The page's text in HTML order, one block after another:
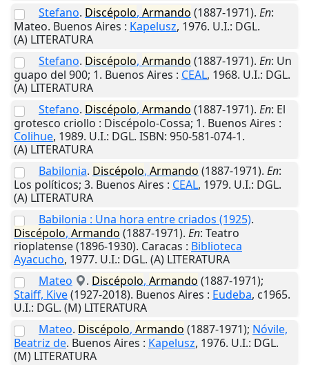
Stefano. Discépolo, Armando (1887-1971). En:
Mateo. Buenos Aires : Kapelusz, 1976. U.I.: DGL.
(A) LITERATURA
Stefano. Discépolo, Armando (1887-1971). En: Un
guapo del 900; 1. Buenos Aires : CEAL, 1968. U.I.: DGL.
(A) LITERATURA
Stefano. Discépolo, Armando (1887-1971). En: El
grotesco criollo : Discépolo-Cossa; 1. Buenos Aires :
Colihue, 1989. U.I.: DGL. ISBN: 950-581-074-1.
(A) LITERATURA
Babilonia. Discépolo, Armando (1887-1971). En:
Los políticos; 3. Buenos Aires : CEAL, 1979. U.I.: DGL.
(A) LITERATURA
Babilonia : Una hora entre criados (1925).
Discépolo, Armando (1887-1971). En: Teatro
rioplatense (1896-1930). Caracas : Biblioteca
Ayacucho, 1977. U.I.: DGL. (A) LITERATURA
Mateo
. Discépolo, Armando (1887-1971);
Staiff, Kive(1927-2018). Buenos Aires : Eudeba, c1965.
U.I.: DGL. (M) LITERATURA
Mateo. Discépolo, Armando (1887-1971); Nóvile,
Beatriz de. Buenos Aires : Kapelusz, 1976. U.I.: DGL.
(M) LITERATURA